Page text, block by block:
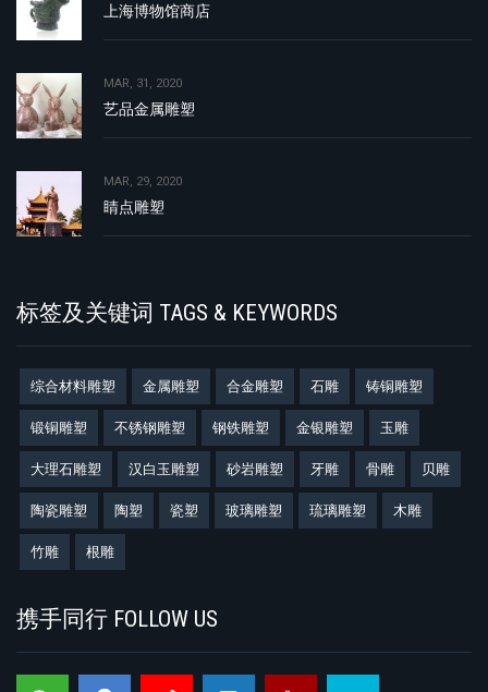
上海博物馆商店
MAR, 31, 2020
艺品金属雕塑
MAR, 29, 2020
睛点雕塑
标签及关键词 TAGS & KEYWORDS
综合材料雕塑 金属雕塑 合金雕塑 石雕 铸铜雕塑
锻铜雕塑 不锈钢雕塑 钢铁雕塑 金银雕塑 玉雕
大理石雕塑 汉白玉雕塑 砂岩雕塑 牙雕 骨雕 贝雕
陶瓷雕塑 陶塑 瓷塑 玻璃雕塑 琉璃雕塑 木雕
竹雕 根雕
携手同行 FOLLOW US